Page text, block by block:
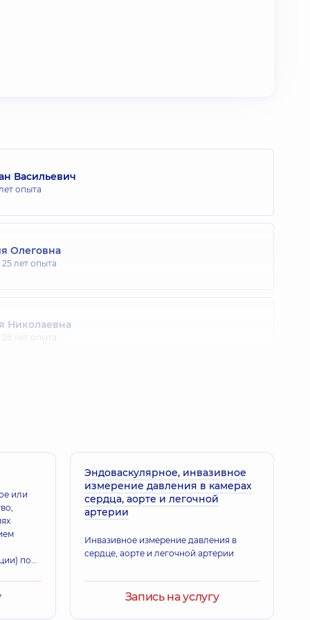
Васильевич
опыта
Олеговна
25 лет опыта
Николаевна
26 лет опыта
семейный врач; Врач ультразвуковой диагностики;
Терапевт,
24 лет опыта
диагностики; Врач функциональной
16 лет опыта
или
под
Эндоваскулярное, инвазивное
измерение давления в камерах
сердца, аорте и легочной
артерии
Инвазивное измерение давления в
сердце, аорте и легочной артерии
Запись на услугу